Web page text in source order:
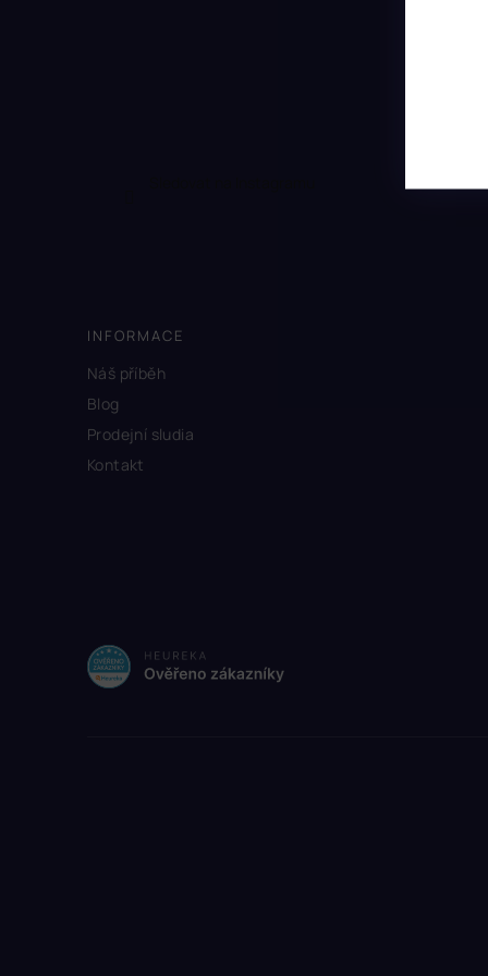
INFORMACE
Náš příběh
Blog
Prodejní sludia
Kontakt